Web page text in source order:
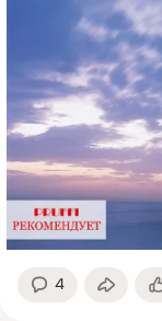
4